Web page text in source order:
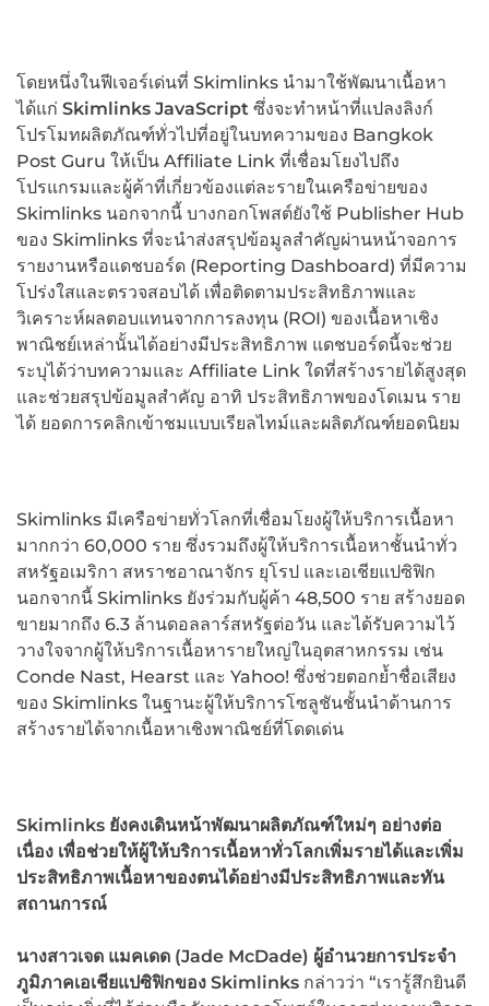
โดยหนึ่งในฟีเจอร์เด่นที่ Skimlinks นำมาใช้พัฒนาเนื้อหา
ได้แก่ Skimlinks JavaScript ซึ่งจะทำหน้าที่แปลงลิงก์
โปรโมทผลิตภัณฑ์ทั่วไปที่อยู่ในบทความของ Bangkok
Post Guru ให้เป็น Affiliate Link ที่เชื่อมโยงไปถึง
โปรแกรมและผู้ค้าที่เกี่ยวข้องแต่ละรายในเครือข่ายของ
Skimlinks นอกจากนี้ บางกอกโพสต์ยังใช้ Publisher Hub
ของ Skimlinks ที่จะนำส่งสรุปข้อมูลสำคัญผ่านหน้าจอการ
รายงานหรือแดชบอร์ด (Reporting Dashboard) ที่มีความ
โปร่งใสและตรวจสอบได้ เพื่อติดตามประสิทธิภาพและ
วิเคราะห์ผลตอบแทนจากการลงทุน (ROI) ของเนื้อหาเชิง
พาณิชย์เหล่านั้นได้อย่างมีประสิทธิภาพ แดชบอร์ดนี้จะช่วย
ระบุได้ว่าบทความและ Affiliate Link ใดที่สร้างรายได้สูงสุด
และช่วยสรุปข้อมูลสำคัญ อาทิ ประสิทธิภาพของโดเมน ราย
ได้ ยอดการคลิกเข้าชมแบบเรียลไทม์และผลิตภัณฑ์ยอดนิยม
Skimlinks มีเครือข่ายทั่วโลกที่เชื่อมโยงผู้ให้บริการเนื้อหา
มากกว่า 60,000 ราย ซึ่งรวมถึงผู้ให้บริการเนื้อหาชั้นนำทั่ว
สหรัฐอเมริกา สหราชอาณาจักร ยุโรป และเอเชียแปซิฟิก
นอกจากนี้ Skimlinks ยังร่วมกับผู้ค้า 48,500 ราย สร้างยอด
ขายมากถึง 6.3 ล้านดอลลาร์สหรัฐต่อวัน และได้รับความไว้
วางใจจากผู้ให้บริการเนื้อหารายใหญ่ในอุตสาหกรรม เช่น
Conde Nast, Hearst และ Yahoo! ซึ่งช่วยตอกย้ำชื่อเสียง
ของ Skimlinks ในฐานะผู้ให้บริการโซลูชันชั้นนำด้านการ
สร้างรายได้จากเนื้อหาเชิงพาณิชย์ที่โดดเด่น
Skimlinks ยังคงเดินหน้าพัฒนาผลิตภัณฑ์ใหม่ๆ อย่างต่อ
เนื่อง เพื่อช่วยให้ผู้ให้บริการเนื้อหาทั่วโลกเพิ่มรายได้และเพิ่ม
ประสิทธิภาพเนื้อหาของตนได้อย่างมีประสิทธิภาพและทัน
สถานการณ์
นางสาวเจด แมคเดด (Jade McDade) ผู้อำนวยการประจำ
ภูมิภาคเอเชียแปซิฟิกของ Skimlinks กล่าวว่า “เรารู้สึกยินดี